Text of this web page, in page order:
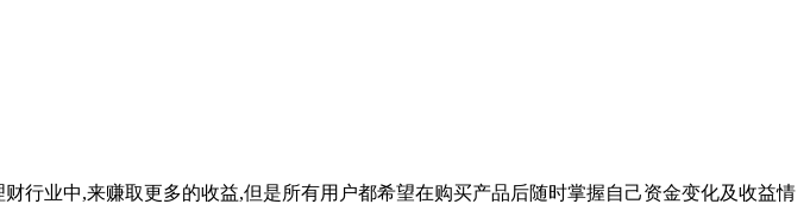
行业中,来赚取更多的收益,但是所有用户都希望在购买产品后随时掌握自己资金变化及收益情